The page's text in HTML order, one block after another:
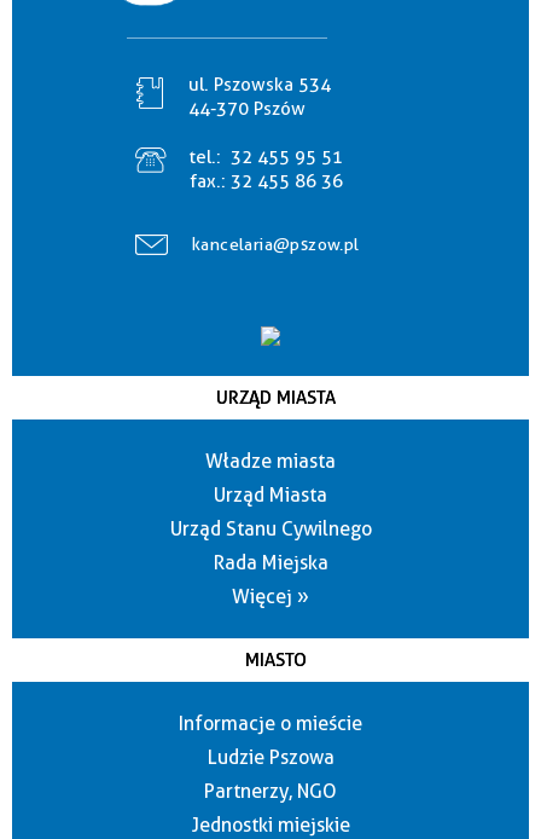
ul. Pszowska 534
44-370 Pszów
tel.: 32 455 95 51
fax.: 32 455 86 36
kancelaria@pszow.pl
URZĄD MIASTA
Władze miasta
Urząd Miasta
Urząd Stanu Cywilnego
Rada Miejska
Więcej »
MIASTO
Informacje o mieście
Ludzie Pszowa
Partnerzy, NGO
Jednostki miejskie